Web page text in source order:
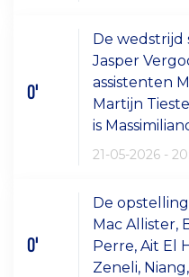
0'
De wedstrijd
Jasper
assistenten
Martijn
is
21-05-2026 -
0'
De
Mac Allister,
Perre, Ait El
Zeneli,